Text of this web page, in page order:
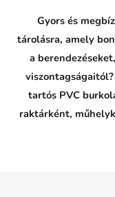
Gyors és
tárolásra, amely
a
tartós PVC
raktárként,